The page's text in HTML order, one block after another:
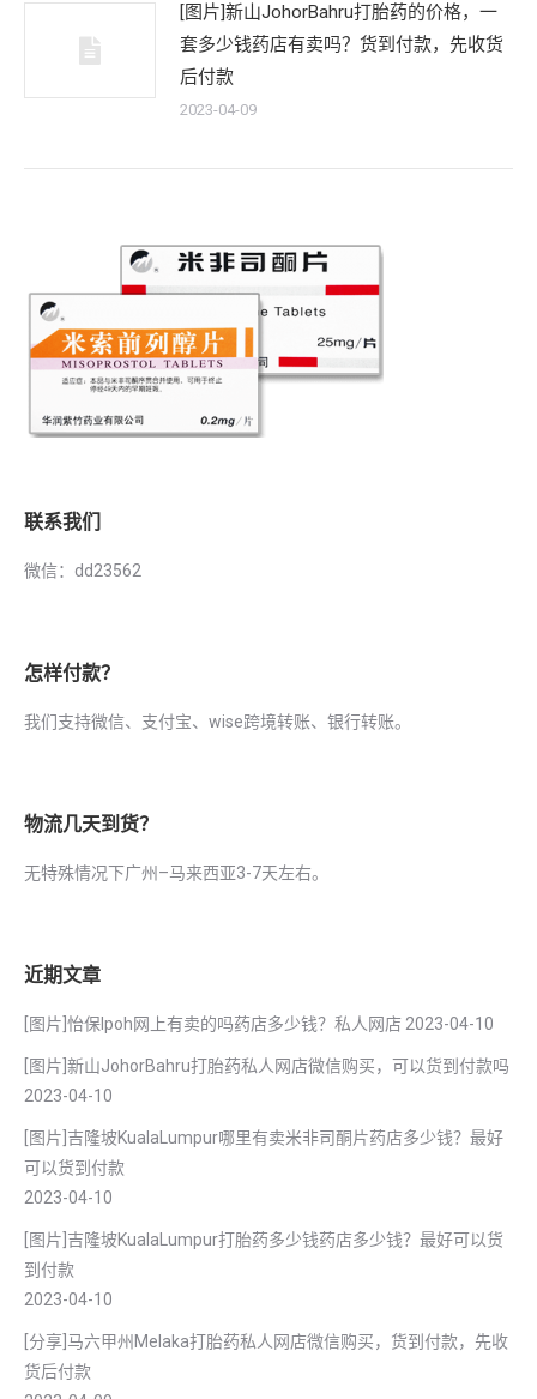
[图片]新山JohorBahru打胎药的价格，一
套多少钱药店有卖吗？货到付款，先收货
后付款
2023-04-09
联系我们
微信：dd23562
怎样付款？
我们支持微信、支付宝、wise跨境转账、银行转账。
物流几天到货？
无特殊情况下广州–马来西亚3-7天左右。
近期文章
[图片]怡保lpoh网上有卖的吗药店多少钱？私人网店 2023-04-10
[图片]新山JohorBahru打胎药私人网店微信购买，可以货到付款吗
2023-04-10
[图片]吉隆坡KualaLumpur哪里有卖米非司酮片药店多少钱？最好
可以货到付款
2023-04-10
[图片]吉隆坡KualaLumpur打胎药多少钱药店多少钱？最好可以货
到付款
2023-04-10
[分享]马六甲州Melaka打胎药私人网店微信购买，货到付款，先收
货后付款